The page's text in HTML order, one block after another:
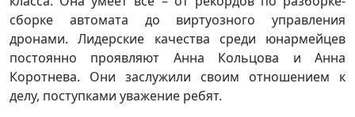
сборке автомата до виртуозного управления
дронами. Лидерские качества среди юнармейцев
постоянно проявляют Анна Кольцова и Анна
Коротнева. Они заслужили своим отношением к
делу, поступками уважение ребят.